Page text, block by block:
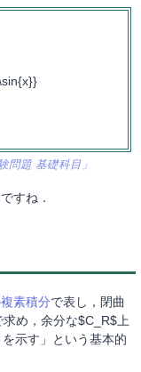
問題 基礎科目」
すね．
複素積分で表し，閉曲
求め，余分な$C_R$上
示す」という基本的